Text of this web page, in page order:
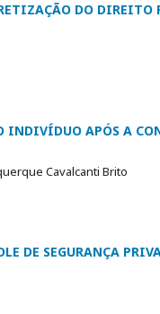
DO DIREITO
INDIVÍDUO APÓS A
Cavalcanti Brito
DE SEGURANÇA